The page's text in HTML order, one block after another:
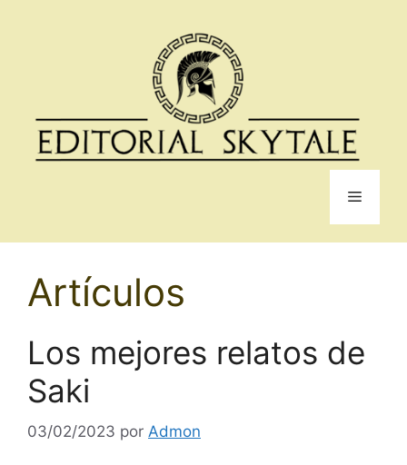
Menú
Artículos
Los mejores relatos de
Saki
03/02/2023 por Admon